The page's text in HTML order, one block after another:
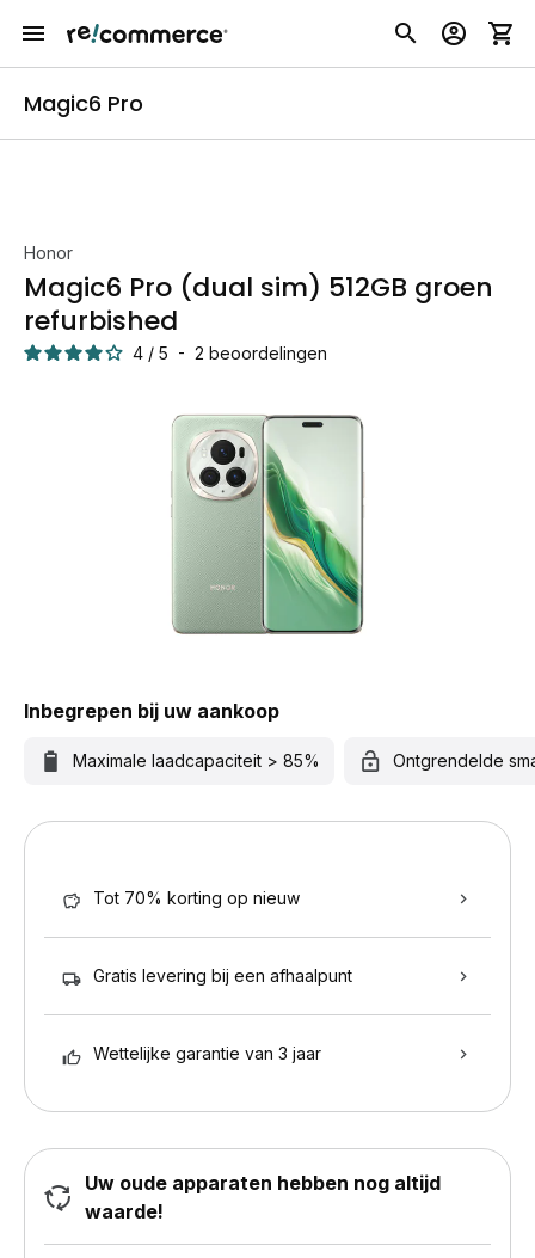
Magic6 Pro
Honor
Magic6 Pro (dual sim) 512GB groen
refurbished
4 / 5 - 2 beoordelingen
Inbegrepen bij uw aankoop
Maximale laadcapaciteit > 85% Ontgrendelde
Tot 70% korting op nieuw
Gratis levering bij een afhaalpunt
Wettelijke garantie van 3 jaar
Uw oude apparaten hebben nog altijd
waarde!